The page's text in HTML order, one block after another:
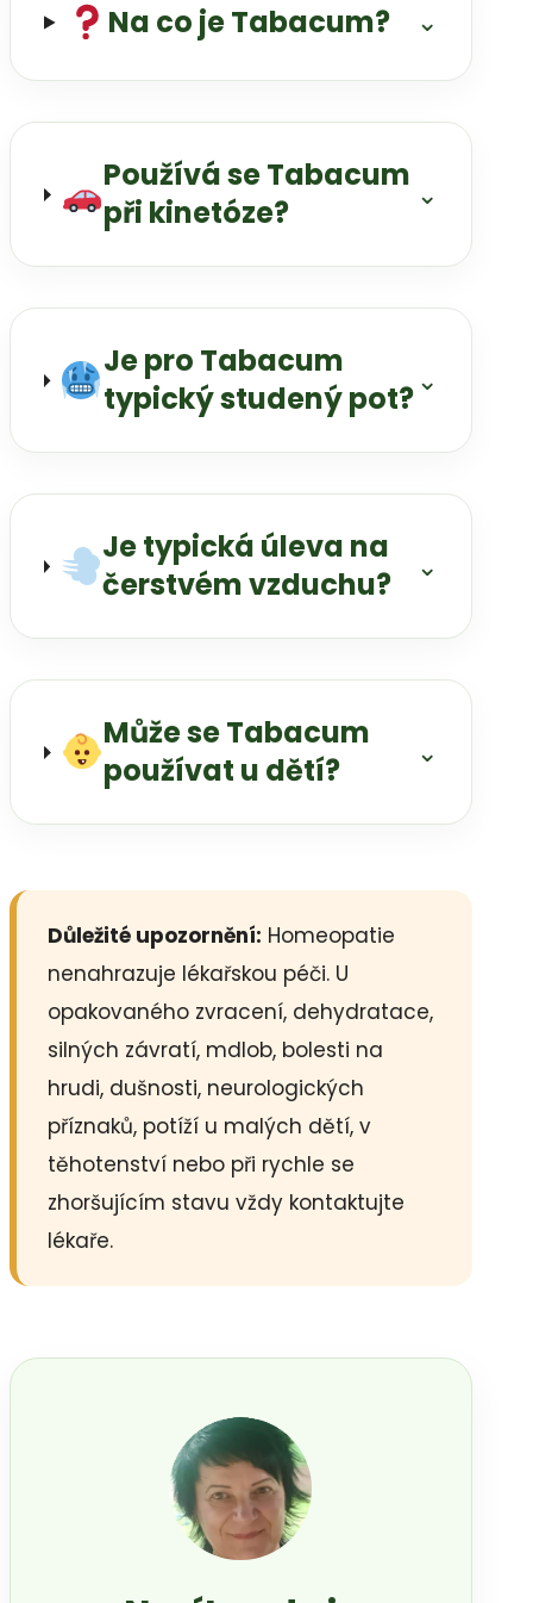
Na co je Tabacum? ⌄
Používá se Tabacum
při kinetóze?
⌄
Je pro Tabacum
typický studený pot? ⌄
Je typická úleva na
čerstvém vzduchu?
⌄
Může se Tabacum
používat u dětí?
⌄
Důležité upozornění: Homeopatie
nenahrazuje lékařskou péči. U
opakovaného zvracení, dehydratace,
silných závratí, mdlob, bolesti na
hrudi, dušnosti, neurologických
příznaků, potíží u malých dětí, v
těhotenství nebo při rychle se
zhoršujícím stavu vždy kontaktujte
lékaře.